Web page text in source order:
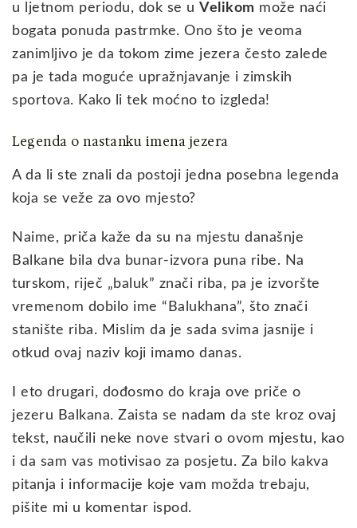
u ljetnom periodu, dok se u Velikom može naći
bogata ponuda pastrmke. Ono što je veoma
zanimljivo je da tokom zime jezera često zalede
pa je tada moguće upražnjavanje i zimskih
sportova. Kako li tek moćno to izgleda!
Legenda o nastanku imena jezera
A da li ste znali da postoji jedna posebna legenda
koja se veže za ovo mjesto?
Naime, priča kaže da su na mjestu današnje
Balkane bila dva bunar-izvora puna ribe. Na
turskom, riječ „baluk” znači riba, pa je izvoršte
vremenom dobilo ime “Balukhana”, što znači
stanište riba. Mislim da je sada svima jasnije i
otkud ovaj naziv koji imamo danas.
I eto drugari, dođosmo do kraja ove priče o
jezeru Balkana. Zaista se nadam da ste kroz ovaj
tekst, naučili neke nove stvari o ovom mjestu, kao
i da sam vas motivisao za posjetu. Za bilo kakva
pitanja i informacije koje vam možda trebaju,
pišite mi u komentar ispod.